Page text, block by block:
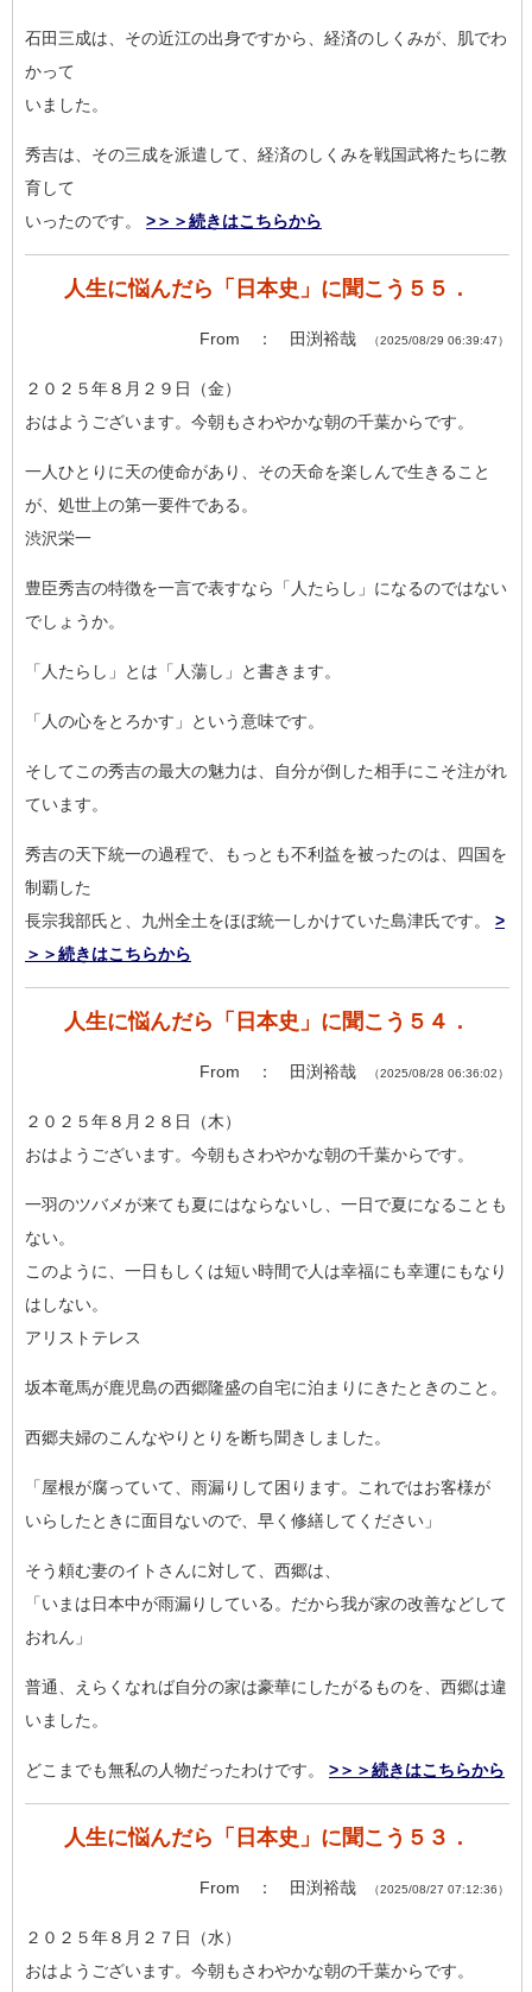
石田三成は、その近江の出身ですから、経済のしくみが、肌でわ
かって
いました。
秀吉は、その三成を派遣して、経済のしくみを戦国武将たちに教
育して
いったのです。 >＞＞続きはこちらから
人生に悩んだら「日本史」に聞こう５５．
From ： 田渕裕哉 （2025/08/29 06:39:47）
２０２５年８月２９日（金）
おはようございます。今朝もさわやかな朝の千葉からです。
一人ひとりに天の使命があり、その天命を楽しんで生きること
が、 処世上の第一要件である。
渋沢栄一
豊臣秀吉の特徴を一言で表すなら「人たらし」になるのではない
でしょうか。
「人たらし」とは「人蕩し」と書きます。
「人の心をとろかす」という意味です。
そしてこの秀吉の最大の魅力は、自分が倒した相手にこそ注がれ
ています。
秀吉の天下統一の過程で、もっとも不利益を被ったのは、四国を
制覇した
長宗我部氏と、九州全土をほぼ統一しかけていた島津氏です。 >
＞＞続きはこちらから
人生に悩んだら「日本史」に聞こう５４．
From ： 田渕裕哉 （2025/08/28 06:36:02）
２０２５年８月２８日（木）
おはようございます。今朝もさわやかな朝の千葉からです。
一羽のツバメが来ても夏にはならないし、一日で夏になることも
ない。
このように、一日もしくは短い時間で人は幸福にも幸運にもなり
は しない。
アリストテレス
坂本竜馬が鹿児島の西郷隆盛の自宅に泊まりにきたときのこと。
西郷夫婦のこんなやりとりを断ち聞きしました。
「屋根が腐っていて、雨漏りして困ります。これではお客様が
いらしたときに面目ないので、早く修繕してください」
そう頼む妻のイトさんに対して、西郷は、
「いまは日本中が雨漏りしている。だから我が家の改善などして
おれん」
普通、えらくなれば自分の家は豪華にしたがるものを、西郷は違
いました。
どこまでも無私の人物だったわけです。 >＞＞続きはこちらから
人生に悩んだら「日本史」に聞こう５３．
From ： 田渕裕哉 （2025/08/27 07:12:36）
２０２５年８月２７日（水）
おはようございます。今朝もさわやかな朝の千葉からです。